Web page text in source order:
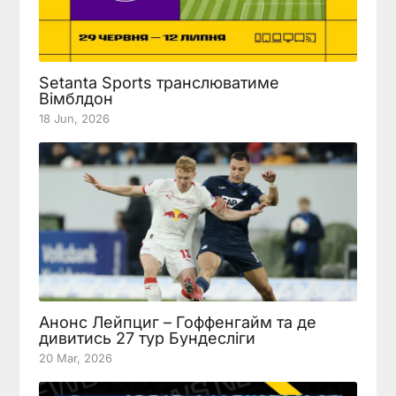
Setanta Sports транслюватиме
Вімблдон
18 Jun, 2026
Анонс Лейпциг – Гоффенгайм та де
дивитись 27 тур Бундесліги
20 Mar, 2026